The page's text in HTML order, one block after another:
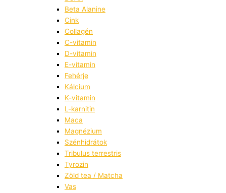
Beta Alanine
Cink
Collagén
C-vitamin
D-vitamin
E-vitamin
Fehérje
Kálcium
K-vitamin
L-karnitin
Maca
Magnézium
Szénhidrátok
Tribulus terrestris
Tyrozin
Zöld tea / Matcha
Vas